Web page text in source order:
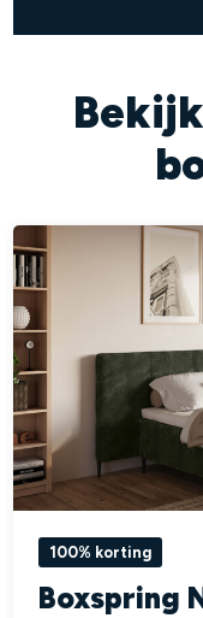
100% korting
Boxspring